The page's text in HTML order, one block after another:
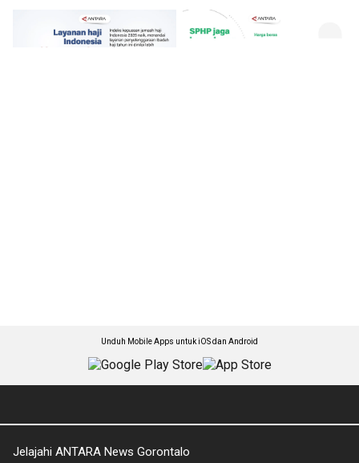
Unduh Mobile Apps untuk iOS dan Android
Jelajahi ANTARA News Gorontalo